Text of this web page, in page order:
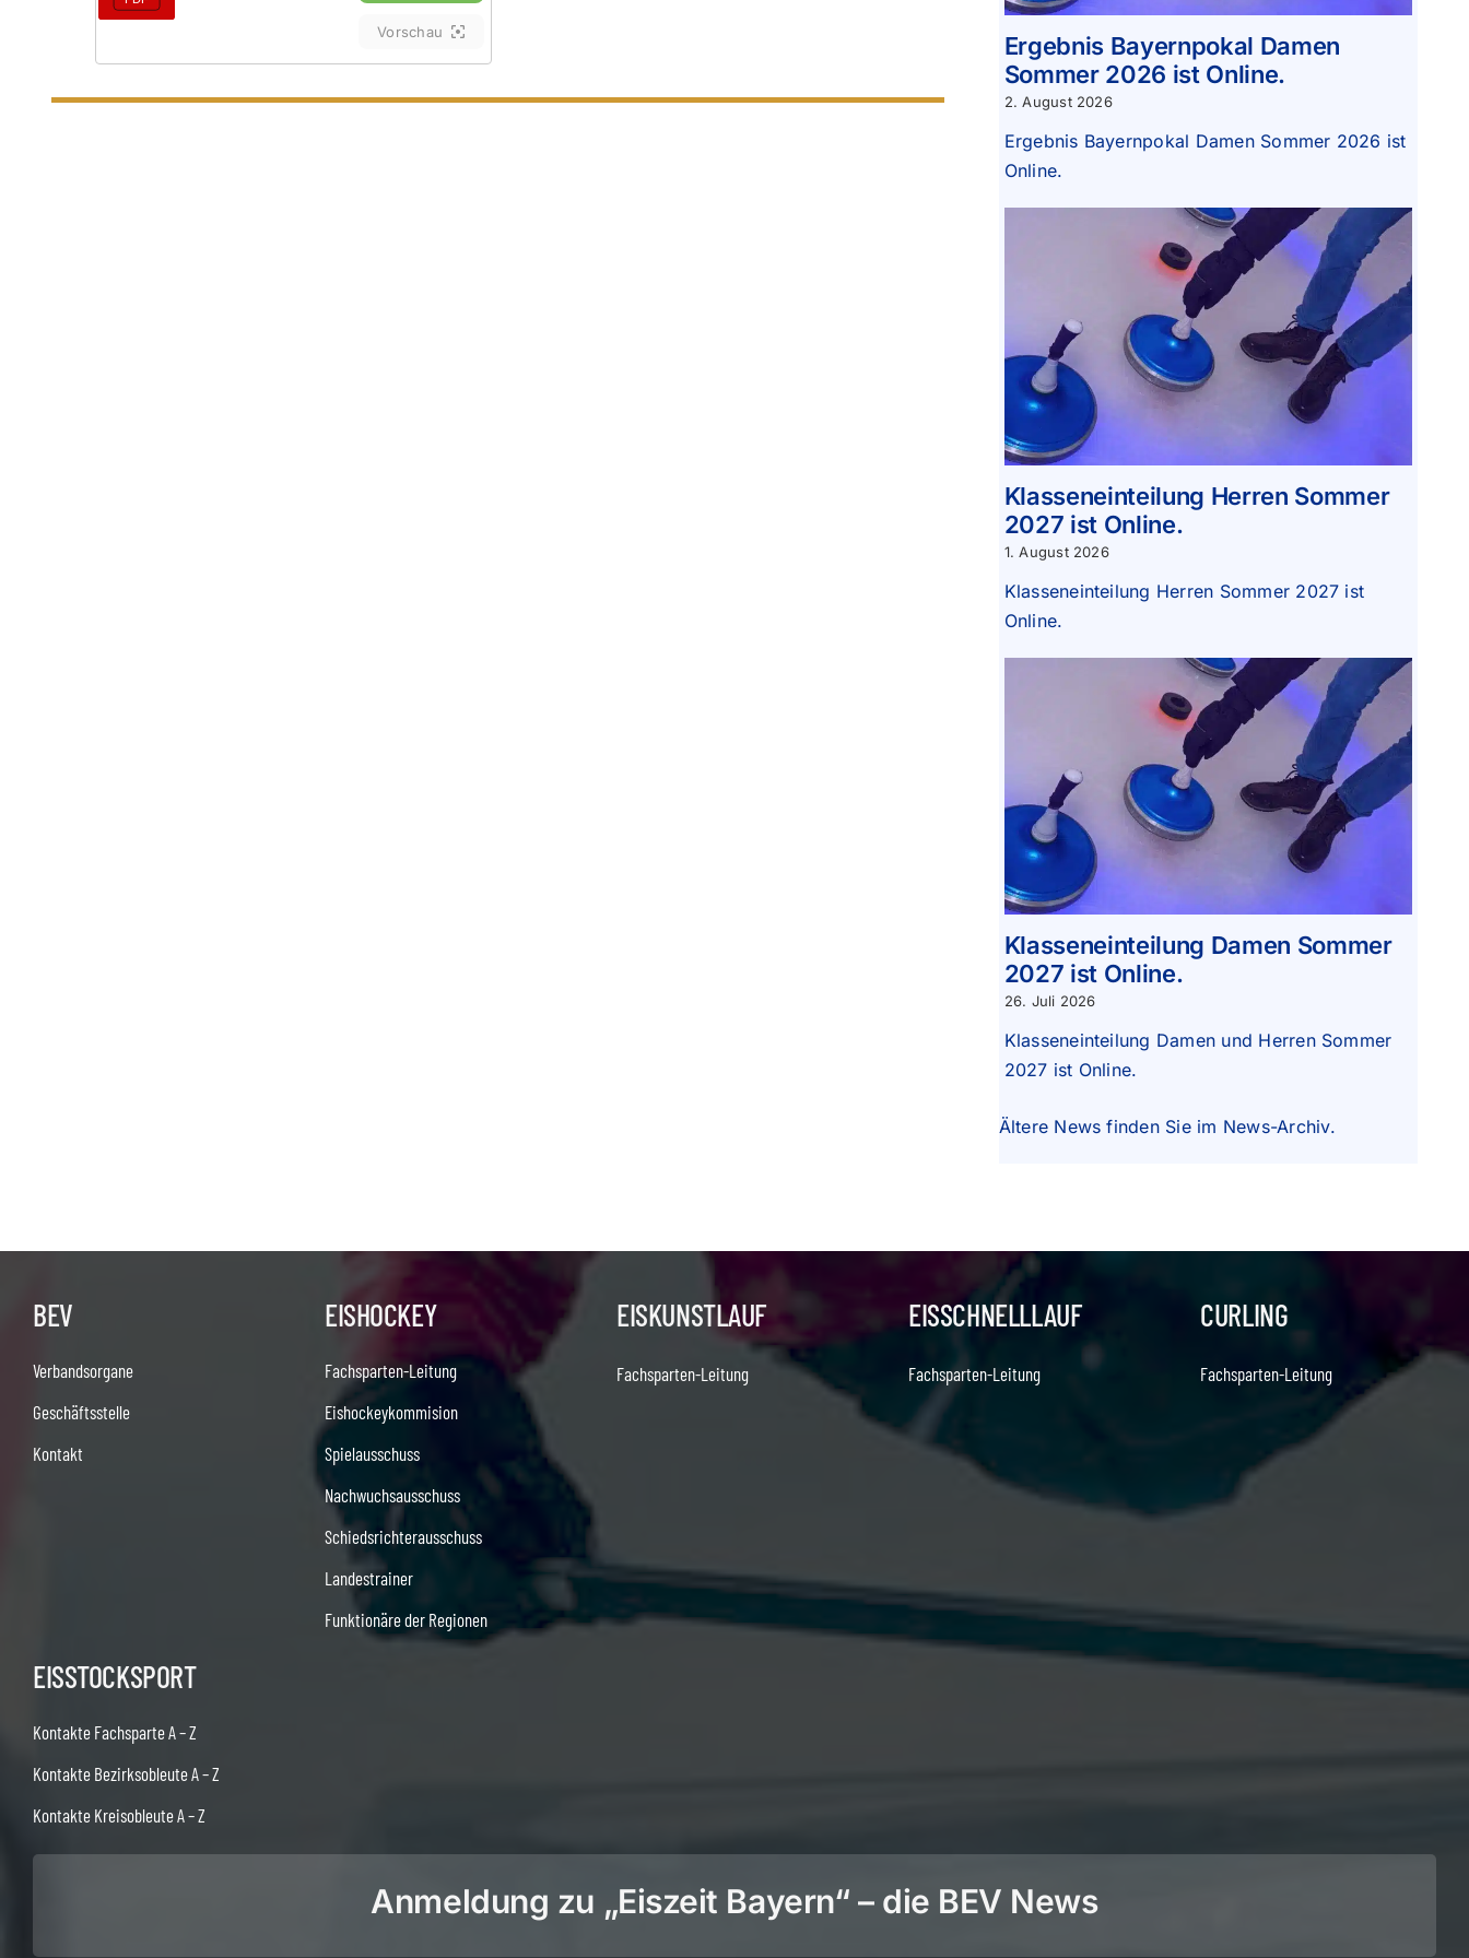
Vorschau
Ergebnis Bayernpokal Damen
Sommer 2026 ist Online.
2. August 2026
Ergebnis Bayernpokal Damen Sommer 2026 ist
Online.
Klasseneinteilung Herren Sommer
2027 ist Online.
1. August 2026
Klasseneinteilung Herren Sommer 2027 ist
Online.
Klasseneinteilung Damen Sommer
2027 ist Online.
26. Juli 2026
Klasseneinteilung Damen und Herren Sommer
2027 ist Online.
Ältere News finden Sie im News-Archiv.
BEV
Verbandsorgane
Geschäftsstelle
Kontakt
EISHOCKEY
Fachsparten-Leitung
Eishockeykommision
Spielausschuss
Nachwuchsausschuss
Schiedsrichterausschuss
Landestrainer
Funktionäre der Regionen
EISKUNSTLAUF
Fachsparten-Leitung
EISSCHNELLLAUF
Fachsparten-Leitung
CURLING
Fachsparten-Leitung
EISSTOCKSPORT
Kontakte Fachsparte A – Z
Kontakte Bezirksobleute A – Z
Kontakte Kreisobleute A – Z
Anmeldung zu „Eiszeit Bayern“ – die BEV News